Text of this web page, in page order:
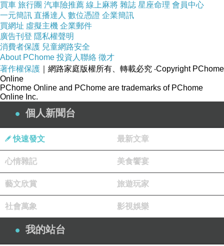
炬坊居酒食堂晚上是氣氛拉滿的微醺天堂，但中午可是藝
文特區上班族的救食主。店家特別推出午餐限定外帶便
當，價格佛心到不行，滷棒棒腿便當只要
種口味的炒麵、炒飯（牛、羊、雞、豬、蝦仁任選）通通
100元，想吃豪華點也有135元的鹽水雞或甘蔗雞便當，
重點是通通附贈湯或飲料！因為是每日限量，晚來真的只
能看別人的空盒子流淚。
買車 旅行團 汽車險推薦 線上麻將 雜誌 星座命理 會員中心
一元簡訊 直播達人 數位憑證 企業簡訊
買網址 虛擬主機 企業郵件
廣告刊登 隱私權聲明
消費者保護 兒童網路安全
About PChome 投資人聯絡 徵才
著作權保護 ｜網路家庭版權所有、轉載必究 ‧Copyright PChome
Online
PChome Online and PChome are trademarks of PChome
Online Inc.
個人新聞台
快速發文 最新文章
心情雜記 美食饗宴
藝文欣賞 旅遊玩家
社會萬象 影視娛樂
我的站台